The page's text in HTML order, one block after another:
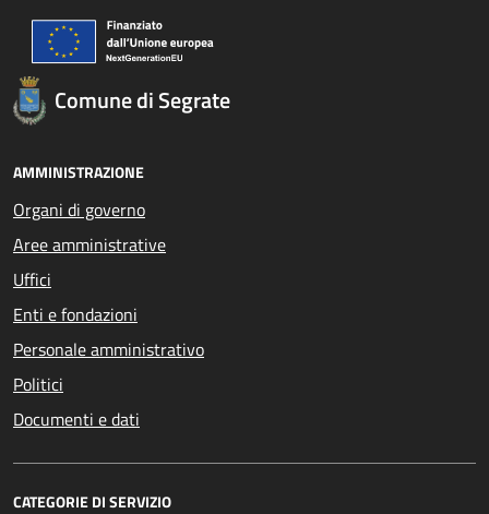
Comune di Segrate
AMMINISTRAZIONE
Organi di governo
Aree amministrative
Uffici
Enti e fondazioni
Personale amministrativo
Politici
Documenti e dati
CATEGORIE DI SERVIZIO